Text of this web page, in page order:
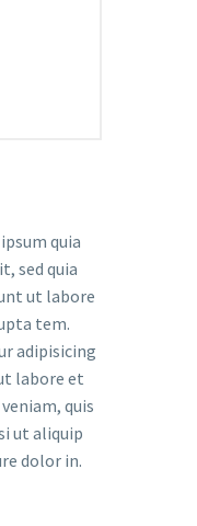
quia
sed quia
ut labore
tem.
adipisicing
labore et
quis
ut aliquip
dolor in.